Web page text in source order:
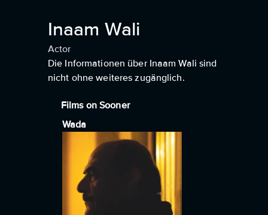
Inaam Wali
Actor
Die Informationen über Inaam Wali sind
nicht ohne weiteres zugänglich.
Films on Sooner
Wada